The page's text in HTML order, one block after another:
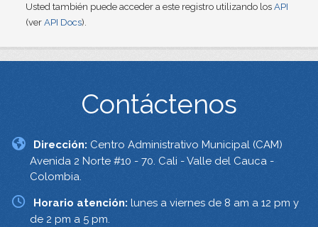
Usted también puede acceder a este registro utilizando los API
(ver API Docs).
Contáctenos
Dirección: Centro Administrativo Municipal (CAM)
Avenida 2 Norte #10 - 70. Cali - Valle del Cauca -
Colombia.
Horario atención: lunes a viernes de 8 am a 12 pm y
de 2 pm a 5 pm.